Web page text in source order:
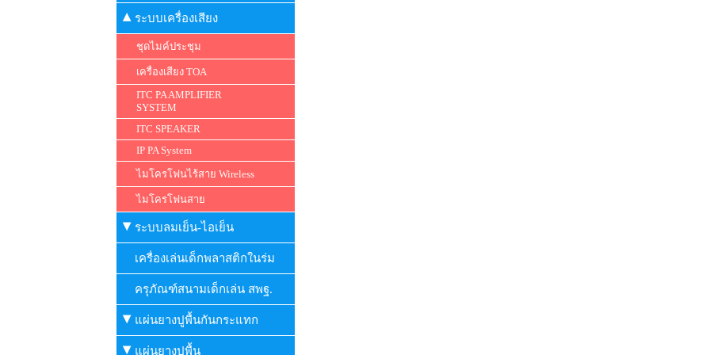
ระบบเครื่องเสียง
ชุดไมค์ประชุม
เครื่องเสียง TOA
ITC PA AMPLIFIER
SYSTEM
ITC SPEAKER
IP PA System
ไมโครโฟนไร้สาย Wireless
ไมโครโฟนสาย
ระบบลมเย็น-ไอเย็น
เครื่องเล่นเด็กพลาสติกในร่ม
ครุภัณฑ์สนามเด็กเล่น สพฐ.
แผ่นยางปูพื้นกันกระแทก
แผ่นยางปูพื้น